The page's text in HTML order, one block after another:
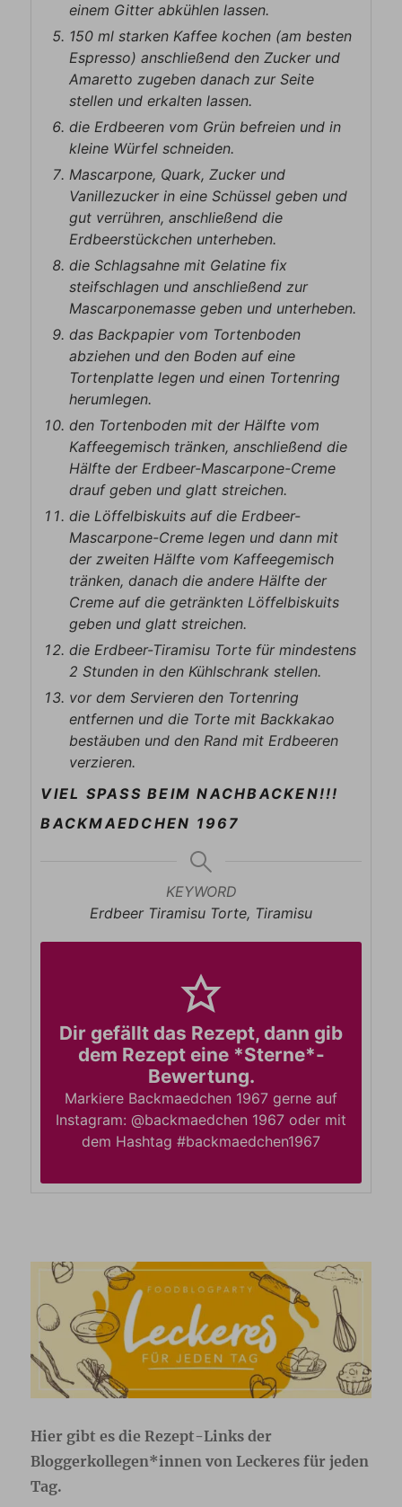
einem Gitter abkühlen lassen.
150 ml starken Kaffee kochen (am besten
Espresso) anschließend den Zucker und
Amaretto zugeben danach zur Seite
stellen und erkalten lassen.
die Erdbeeren vom Grün befreien und in
kleine Würfel schneiden.
Mascarpone, Quark, Zucker und
Vanillezucker in eine Schüssel geben und
gut verrühren, anschließend die
Erdbeerstückchen unterheben.
die Schlagsahne mit Gelatine fix
steifschlagen und anschließend zur
Mascarponemasse geben und unterheben.
das Backpapier vom Tortenboden
abziehen und den Boden auf eine
Tortenplatte legen und einen Tortenring
herumlegen.
den Tortenboden mit der Hälfte vom
Kaffeegemisch tränken, anschließend die
Hälfte der Erdbeer-Mascarpone-Creme
drauf geben und glatt streichen.
die Löffelbiskuits auf die Erdbeer-
Mascarpone-Creme legen und dann mit
der zweiten Hälfte vom Kaffeegemisch
tränken, danach die andere Hälfte der
Creme auf die getränkten Löffelbiskuits
geben und glatt streichen.
die Erdbeer-Tiramisu Torte für mindestens
2 Stunden in den Kühlschrank stellen.
vor dem Servieren den Tortenring
entfernen und die Torte mit Backkakao
bestäuben und den Rand mit Erdbeeren
verzieren.
VIEL SPASS BEIM NACHBACKEN!!!
BACKMAEDCHEN 1967
KEYWORD
Erdbeer Tiramisu Torte, Tiramisu
Dir gefällt das Rezept, dann gib
dem Rezept eine *Sterne*-
Bewertung.
Markiere Backmaedchen 1967 gerne auf
Instagram: @backmaedchen 1967 oder mit
dem Hashtag #backmaedchen1967
Hier gibt es die Rezept-Links der
Bloggerkollegen*innen von Leckeres für jeden
Tag.